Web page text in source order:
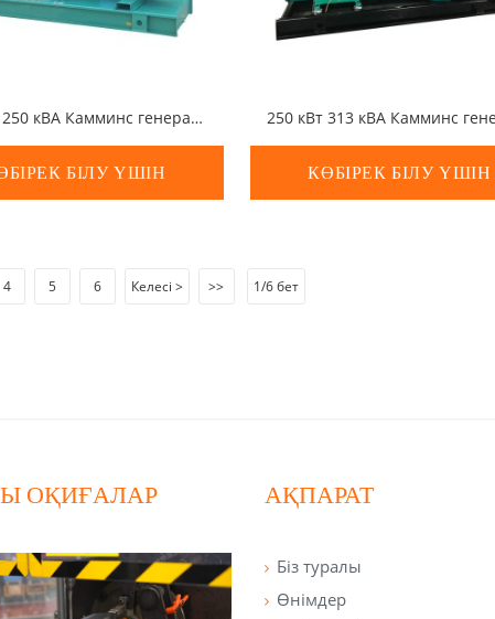
200 кВт 250 кВА Камминс генераторы
БІЛУ ҮШІН КӨБІРЕК БІЛУ ҮШІН
4 5 6 Келесі > >> 1/6 бет
ОҚИҒАЛАР АҚПАРАТ
Біз туралы
Өнімдер